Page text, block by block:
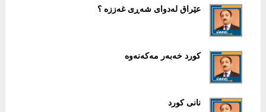
عێراق له‌دوای شه‌ڕی غه‌ززه‌ ؟
كورد خه‌به‌ر مه‌كه‌نه‌وه‌
نانی كورد